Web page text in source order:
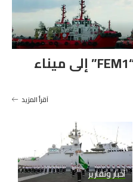
إضافة خدمة الشحن “FEM1” إلى ميناء
آقرأ المزيد
أخبار وتقارير